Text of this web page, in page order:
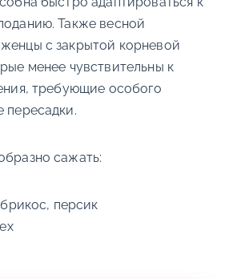
Также весной
с закрытой корневой
менее чувствительны к
требующие особого
пересадки.
сажать:
персик